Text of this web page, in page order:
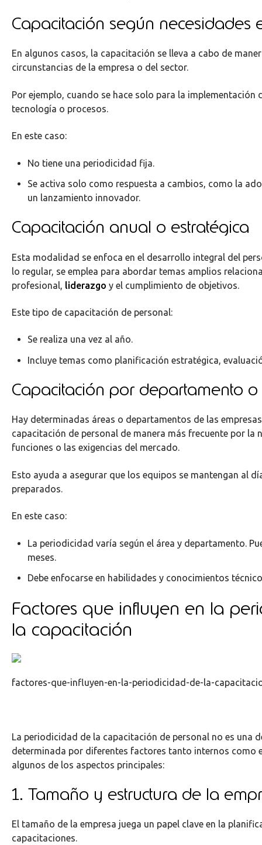
Capacitación según necesidades
En algunos casos, la capacitación se lleva a cabo de
circunstancias de la empresa o del sector.
Por ejemplo, cuando se hace solo para la implementación
tecnología o procesos.
En este caso:
No tiene una periodicidad fija.
Se activa solo como respuesta a cambios, como la
un lanzamiento innovador.
Capacitación anual o estratégica
Esta modalidad se enfoca en el desarrollo integral del
lo regular, se emplea para abordar temas amplios
profesional, liderazgo y el cumplimiento de objetivos.
Este tipo de capacitación de personal:
Se realiza una vez al año.
Incluye temas como planificación estratégica,
Capacitación por departamento
Hay determinadas áreas o departamentos de las
capacitación de personal de manera más frecuente por la
funciones o las exigencias del mercado.
Esto ayuda a asegurar que los equipos se mantengan al
preparados.
En este caso:
La periodicidad varía según el área y departamento.
meses.
Debe enfocarse en habilidades y conocimientos
Factores que influyen en la
la capacitación
factores-que-influyen-en-la-periodicidad-de-la-
La periodicidad de la capacitación de personal no es una
determinada por diferentes factores tanto internos como
algunos de los aspectos principales:
1. Tamaño y estructura de la
El tamaño de la empresa juega un papel clave en la
capacitaciones.